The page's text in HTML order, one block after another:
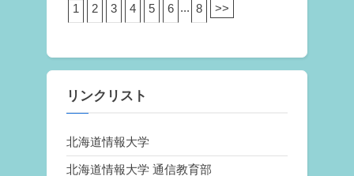
1
2 3 4 5 6 ... 8 >>
リンクリスト
北海道情報大学
北海道情報大学 通信教育部